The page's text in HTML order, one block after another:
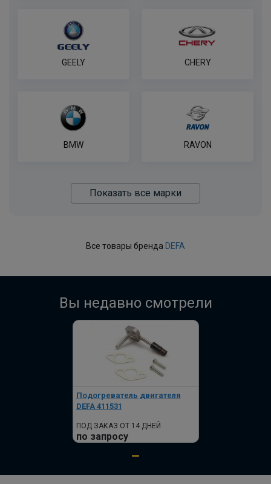
GEELY CHERY
BMW RAVON
Показать все марки
Все товары бренда DEFA
Вы недавно смотрели
Подогреватель двигателя
DEFA 411531
ПОД ЗАКАЗ ОТ 14 ДНЕЙ
по запросу